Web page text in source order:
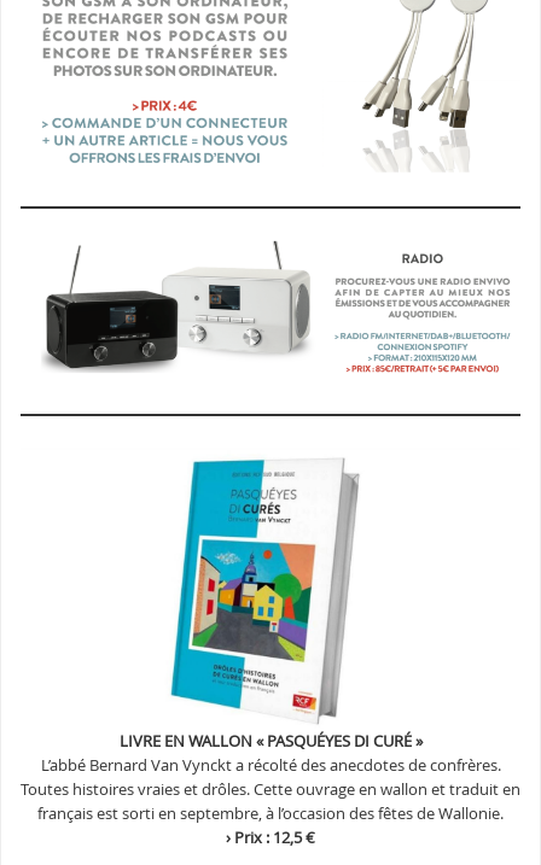
LIVRE EN WALLON « PASQUÉYES DI CURÉ »
L’abbé Bernard Van Vynckt a récolté des anecdotes de confrères.
Toutes histoires vraies et drôles. Cette ouvrage en wallon et traduit en
français est sorti en septembre, à l’occasion des fêtes de Wallonie.
› Prix : 12,5 €